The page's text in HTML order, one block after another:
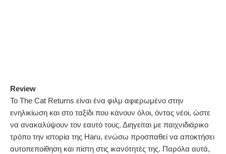
Review
Το The Cat Returns είναι ένα φιλμ αφιερωμένο στην
ενηλικίωση και στο ταξίδι που κάνουν όλοι, όντας νέοι, ώστε
να ανακαλύψουν τον εαυτό τους. Διηγείται με παιχνιδιάρικο
τρόπο την ιστορία της Haru, ενώσω προσπαθεί να αποκτήσει
αυτοπεποίθηση και πίστη στις ικανότητές της. Παρόλα αυτά,